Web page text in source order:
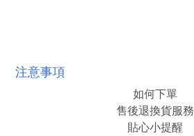
注意事項
如何下單
售後退換貨服務
貼心小提醒